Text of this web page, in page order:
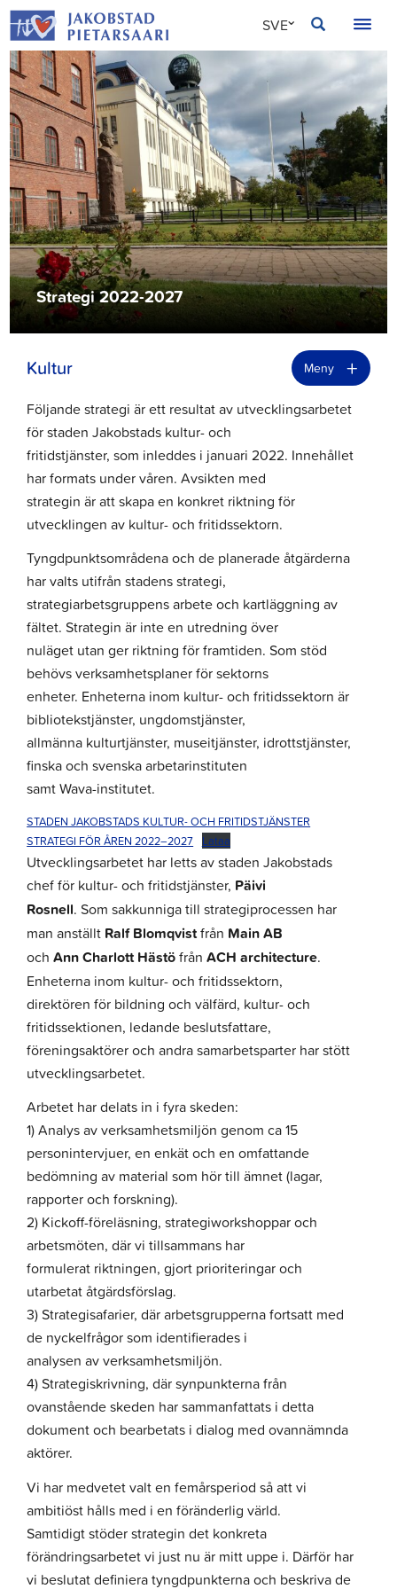
Hoppa
till
innehållet
SVE
FIN
ENG
Strategi 2022-2027
Kultur Meny +
Följande strategi är ett resultat av utvecklingsarbetet
för staden Jakobstads kultur- och
fritidstjänster, som inleddes i januari 2022. Innehållet
har formats under våren. Avsikten med
strategin är att skapa en konkret riktning för
utvecklingen av kultur- och fritidssektorn.
Tyngdpunktsområdena och de planerade åtgärderna
har valts utifrån stadens strategi,
strategiarbetsgruppens arbete och kartläggning av
fältet. Strategin är inte en utredning över
nuläget utan ger riktning för framtiden. Som stöd
behövs verksamhetsplaner för sektorns
enheter. Enheterna inom kultur- och fritidssektorn är
bibliotekstjänster, ungdomstjänster,
allmänna kulturtjänster, museitjänster, idrottstjänster,
finska och svenska arbetarinstituten
samt Wava-institutet.
STADEN JAKOBSTADS KULTUR- OCH FRITIDSTJÄNSTER
STRATEGI FÖR ÅREN 2022–2027
Lataa
Utvecklingsarbetet har letts av staden Jakobstads
chef för kultur- och fritidstjänster, Päivi
Rosnell. Som sakkunniga till strategiprocessen har
man anställt Ralf Blomqvistfrån Main AB
ochAnn Charlott HästöfrånACH architecture.
Enheterna inom kultur- och fritidssektorn,
direktören för bildning och välfärd, kultur- och
fritidssektionen, ledande beslutsfattare,
föreningsaktörer och andra samarbetsparter har stött
utvecklingsarbetet.
Arbetet har delats in i fyra skeden:
1) Analys av verksamhetsmiljön genom ca 15
personintervjuer, en enkät och en omfattande
bedömning av material som hör till ämnet (lagar,
rapporter och forskning).
2) Kickoff-föreläsning, strategiworkshoppar och
arbetsmöten, där vi tillsammans har
formulerat riktningen, gjort prioriteringar och
utarbetat åtgärdsförslag.
3) Strategisafarier, där arbetsgrupperna fortsatt med
de nyckelfrågor som identifierades i
analysen av verksamhetsmiljön.
4) Strategiskrivning, där synpunkterna från
ovanstående skeden har sammanfattats i detta
dokument och bearbetats i dialog med ovannämnda
aktörer.
Vi har medvetet valt en femårsperiod så att vi
ambitiöst hålls med i en föränderlig värld.
Samtidigt stöder strategin det konkreta
förändringsarbetet vi just nu är mitt uppe i. Därför har
vi beslutat definiera tyngdpunkterna och beskriva de